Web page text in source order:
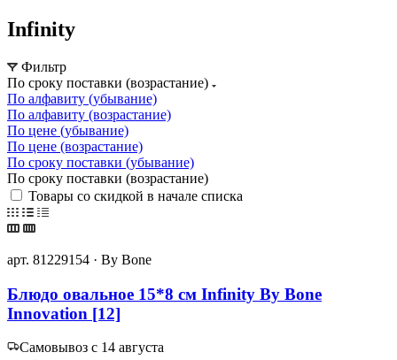
Infinity
Фильтр
По сроку поставки (возрастание)
По алфавиту (убывание)
По алфавиту (возрастание)
По цене (убывание)
По цене (возрастание)
По сроку поставки (убывание)
По сроку поставки (возрастание)
Товары со скидкой в начале списка
арт. 81229154 · By Bone
Блюдо овальное 15*8 см Infinity By Bone
Innovation [12]
Самовывоз с 14 августа